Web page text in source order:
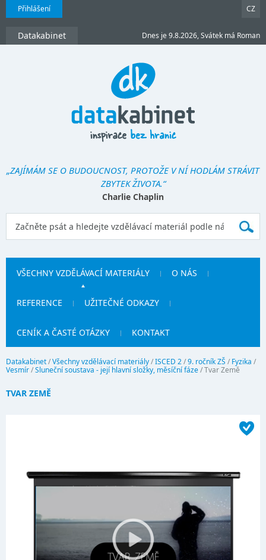
Přihlášení CZ
Datakabinet Dnes je 9.8.2026, Svátek má Roman
„ZAJÍMÁM SE O BUDOUCNOST, PROTOŽE V NÍ HODLÁM STRÁVIT
ZBYTEK ŽIVOTA.“
Charlie Chaplin
VŠECHNY VZDĚLÁVACÍ MATERIÁLY O NÁS
REFERENCE UŽITEČNÉ ODKAZY
CENÍK A ČASTÉ OTÁZKY KONTAKT
Datakabinet/Všechny vzdělávací materiály/ISCED 2/9. ročník ZŠ / Fyzika /
Vesmír/Sluneční soustava - její hlavní složky, měsíční fáze/Tvar Země
TVAR ZEMĚ